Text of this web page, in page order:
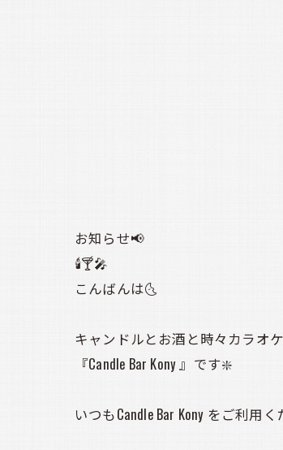
お知らせ📢
🕯️🍸️🎤
こんばんは🌜️
キャンドルとお酒と時々カラオ
『Candle Bar Kony 』です❇️
いつもCandle Bar Kony をご利用